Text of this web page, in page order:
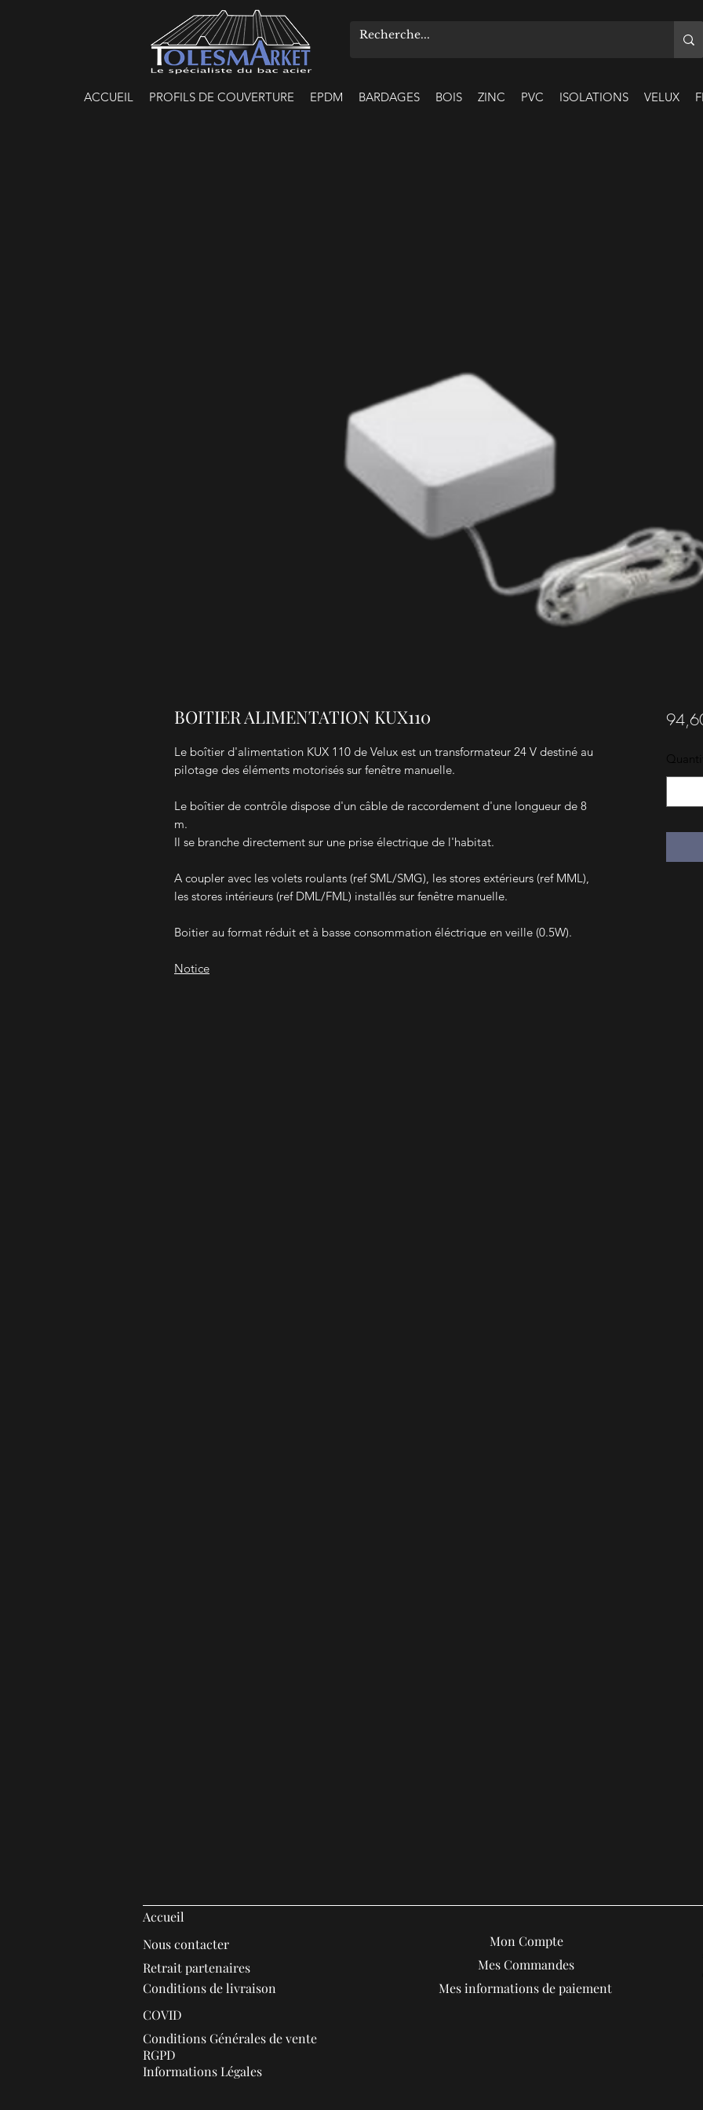
ACCUEIL PROFILS DE COUVERTURE EPDM BARDAGES BOIS ZINC PVC ISOLATIONS VELUX
BOITIER ALIMENTATION KUX110
Le boîtier d'alimentation KUX 110 de Velux est un transformateur 24 V destiné au
pilotage des éléments motorisés sur fenêtre manuelle.
Le boîtier de contrôle dispose d'un câble de raccordement d'une longueur de 8
m.
Il se branche directement sur une prise électrique de l'habitat.
A coupler avec les volets roulants (ref SML/SMG), les stores extérieurs (ref MML),
les stores intérieurs (ref DML/FML) installés sur fenêtre manuelle.
Boitier au format réduit et à basse consommation éléctrique en veille (0.5W).
Notice
Accueil
Nous contacter
Retrait partenaires
Conditions de livraison
Mon Compte
Mes Commandes
Mes informations de paiement
COVID
Conditions Générales de vente
RGPD
Informations Légales